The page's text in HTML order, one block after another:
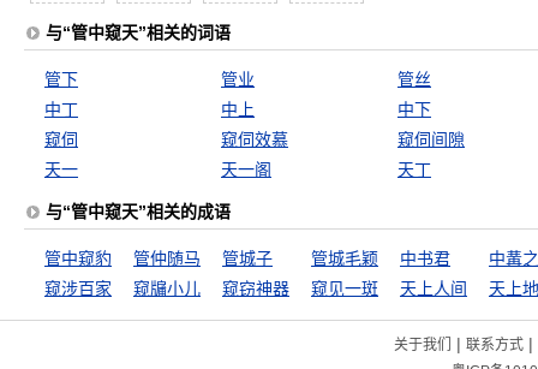
与“管中窥天”相关的词语
管下 管业
管丝
中丁
中上
中下
窥伺
窥伺效慕
窥伺间隙
天一
天一阁 天丁
与“管中窥天”相关的成语
管中窥豹 管仲随马 管城子 管城毛颖 中书君
中冓
窥涉百家
窥牖小儿 窥窃神器 窥见一斑 天上人间
关于我们 | 联系方式|